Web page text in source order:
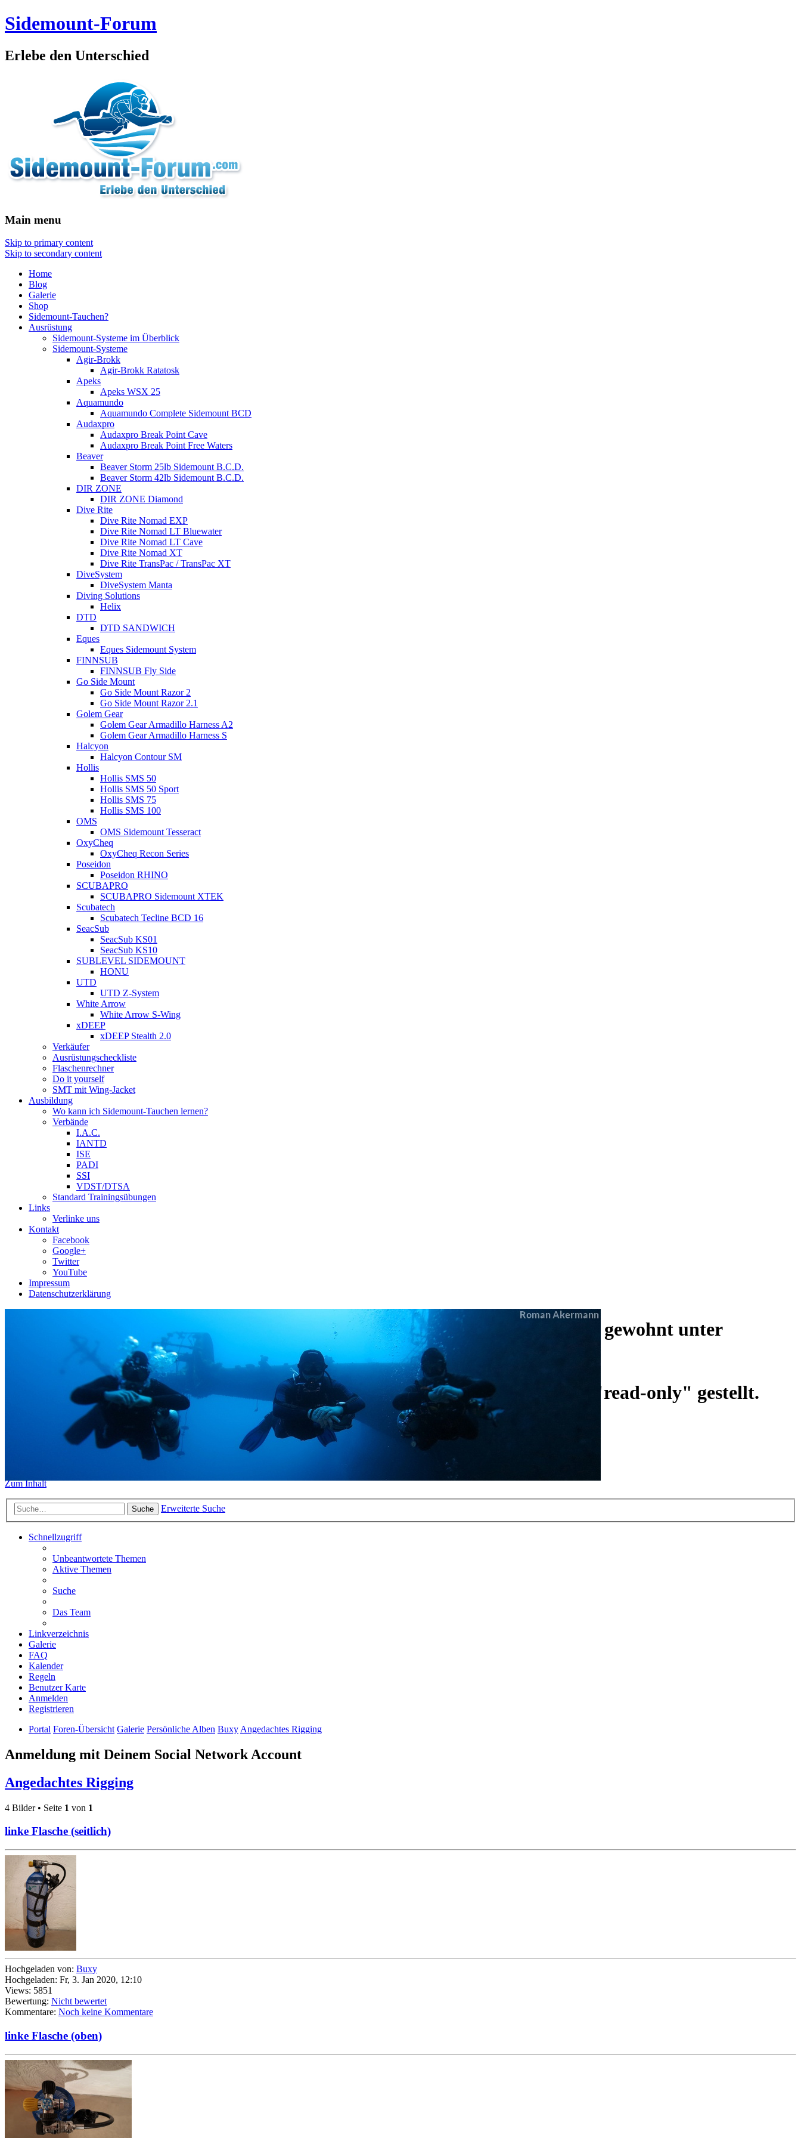
Sidemount-Forum
Erlebe den Unterschied
Main menu
Skip to primary content
Skip to secondary content
Home
Blog
Galerie
Shop
Sidemount-Tauchen?
Ausrüstung
Sidemount-Systeme im Überblick
Sidemount-Systeme
Agir-Brokk
Agir-Brokk Ratatosk
Apeks
Apeks WSX 25
Aquamundo
Aquamundo Complete Sidemount BCD
Audaxpro
Audaxpro Break Point Cave
Audaxpro Break Point Free Waters
Beaver
Beaver Storm 25lb Sidemount B.C.D.
Beaver Storm 42lb Sidemount B.C.D.
DIR ZONE
DIR ZONE Diamond
Dive Rite
Dive Rite Nomad EXP
Dive Rite Nomad LT Bluewater
Dive Rite Nomad LT Cave
Dive Rite Nomad XT
Dive Rite TransPac / TransPac XT
DiveSystem
DiveSystem Manta
Diving Solutions
Helix
DTD
DTD SANDWICH
Eques
Eques Sidemount System
FINNSUB
FINNSUB Fly Side
Go Side Mount
Go Side Mount Razor 2
Go Side Mount Razor 2.1
Golem Gear
Golem Gear Armadillo Harness A2
Golem Gear Armadillo Harness S
Halcyon
Halcyon Contour SM
Hollis
Hollis SMS 50
Hollis SMS 50 Sport
Hollis SMS 75
Hollis SMS 100
OMS
OMS Sidemount Tesseract
OxyCheq
OxyCheq Recon Series
Poseidon
Poseidon RHINO
SCUBAPRO
SCUBAPRO Sidemount XTEK
Scubatech
Scubatech Tecline BCD 16
SeacSub
SeacSub KS01
SeacSub KS10
SUBLEVEL SIDEMOUNT
HONU
UTD
UTD Z-System
White Arrow
White Arrow S-Wing
xDEEP
xDEEP Stealth 2.0
Verkäufer
Ausrüstungscheckliste
Flaschenrechner
Do it yourself
SMT mit Wing-Jacket
Ausbildung
Wo kann ich Sidemount-Tauchen lernen?
Verbände
I.A.C.
IANTD
ISE
PADI
SSI
VDST/DTSA
Standard Trainingsübungen
Links
Verlinke uns
Kontakt
Facebook
Google+
Twitter
YouTube
Impressum
Datenschutzerklärung
Das Sidemount-Forum ist auf ein neues Forensystem umgezogen und wie gewohnt unter
https://www.sidemount-forum.comerreichbar.
Das alte Forum hier existiert nur aufgrund deralten Galerie und ist auf "read-only" gestellt.
Sidemount-Forum
Zum Inhalt
Suche Erweiterte Suche
Schnellzugriff
Unbeantwortete Themen
Aktive Themen
Suche
Das Team
Linkverzeichnis
Galerie
FAQ
Kalender
Regeln
Benutzer Karte
Anmelden
Registrieren
Portal Foren-Übersicht Galerie Persönliche Alben Buxy Angedachtes Rigging
Anmeldung mit Deinem Social Network Account
Angedachtes Rigging
4 Bilder • Seite 1 von 1
linke Flasche (seitlich)
Hochgeladen von: Buxy
Hochgeladen: Fr, 3. Jan 2020, 12:10
Views: 5851
Bewertung: Nicht bewertet
Kommentare: Noch keine Kommentare
linke Flasche (oben)